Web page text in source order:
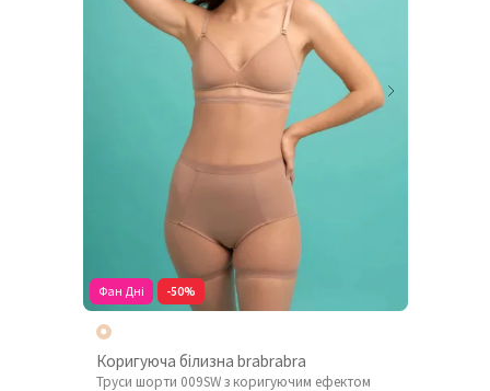
Фан Дні -50%
Коригуюча білизна brabrabra
Труси шорти 009SW з коригуючим ефектом